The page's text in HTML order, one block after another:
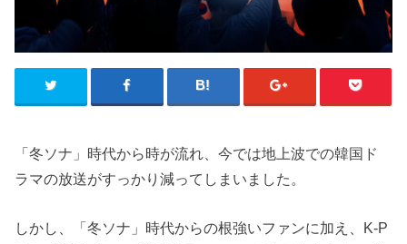
「冬ソナ」時代から時が流れ、今では地上波での韓国ド
ラマの放送がすっかり減ってしまいました。
しかし、「冬ソナ」時代からの根強いファンに加え、K-P